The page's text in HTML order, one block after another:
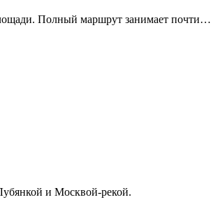
Полный маршрут занимает почти…
и Москвой-рекой.